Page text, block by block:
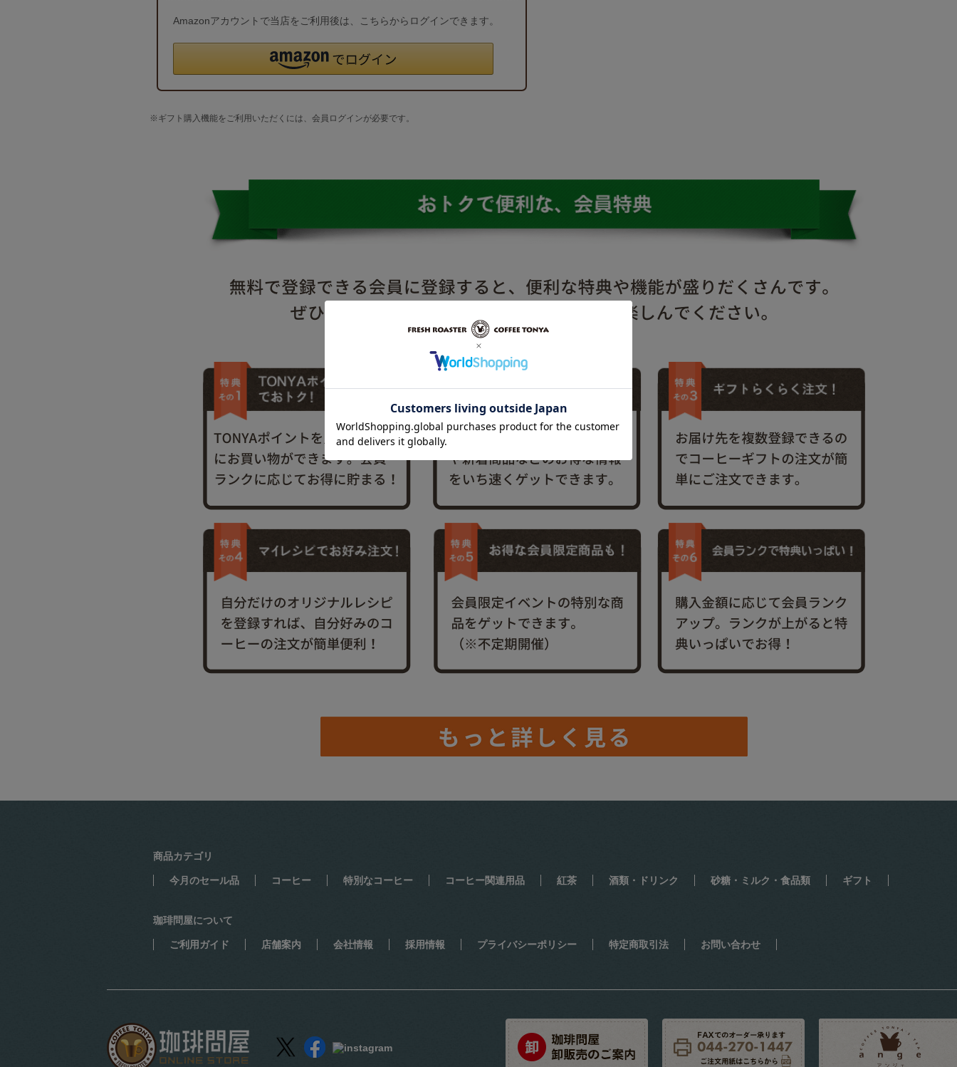
Amazonアカウントで当店をご利用後は、こちらからログインできます。
※ギフト購入機能をご利用いただくには、会員ログインが必要です。
商品カテゴリ
今月のセール品 コーヒー 特別なコーヒー コーヒー関連用品 紅茶 酒類・ドリンク 砂糖・ミルク・食品類 ギフト
珈琲問屋について
ご利用ガイド 店舗案内 会社情報 採用情報 プライバシーポリシー 特定商取引法 お問い合わせ